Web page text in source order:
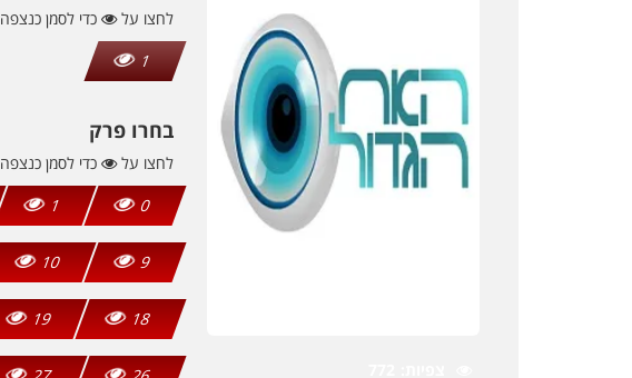
לחצו על
כדי לסמן כנצפה
1
בחרו פרק
לחצו על
כדי לסמן כנצפה
0
1
9
10
18
19